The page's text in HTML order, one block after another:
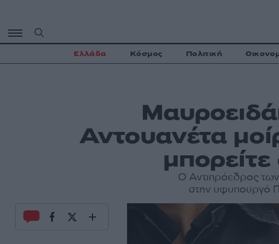
περιεχόμενο
Ελλάδα Κόσμος Πολιτική
Αντουανέτα
Ο Αντιπρόεδρος
στην υφυπουργό